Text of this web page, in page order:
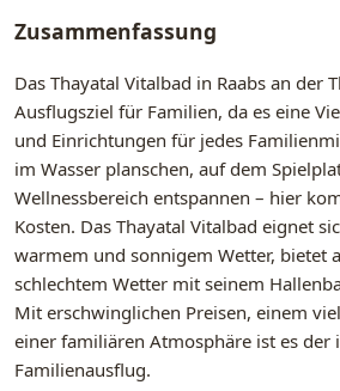
Zusammenfassung
Das Thayatal Vitalbad in Raabs an der
Ausflugsziel für Familien, da es eine
und Einrichtungen für jedes
im Wasser planschen, auf dem
Wellnessbereich entspannen – hier
Kosten. Das Thayatal Vitalbad eignet
warmem und sonnigem Wetter, bietet
schlechtem Wetter mit seinem
Mit erschwinglichen Preisen, einem
einer familiären Atmosphäre ist es der
Familienausflug.